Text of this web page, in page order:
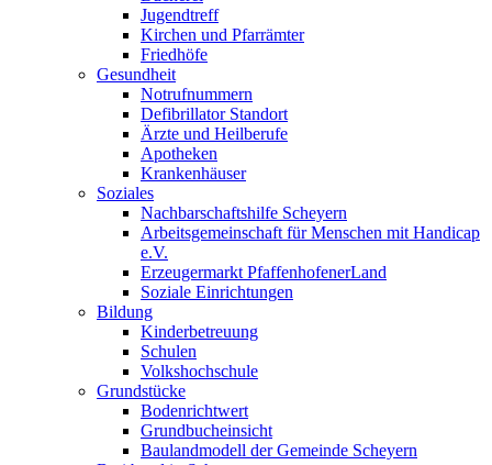
Jugendtreff
Kirchen und Pfarrämter
Friedhöfe
Gesundheit
Notrufnummern
Defibrillator Standort
Ärzte und Heilberufe
Apotheken
Krankenhäuser
Soziales
Nachbarschaftshilfe Scheyern
Arbeitsgemeinschaft für Menschen mit Handicap
e.V.
Erzeugermarkt PfaffenhofenerLand
Soziale Einrichtungen
Bildung
Kinderbetreuung
Schulen
Volkshochschule
Grundstücke
Bodenrichtwert
Grundbucheinsicht
Baulandmodell der Gemeinde Scheyern